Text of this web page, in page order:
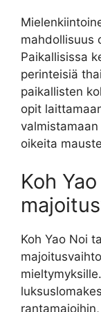
mahdollisuus
Paikallisissa
perinteisiä
paikallisten
opit
oikeita
Koh
Koh Yao Noi